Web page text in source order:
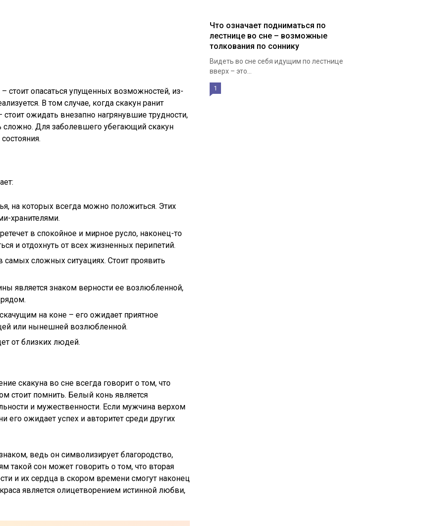
стоит опасаться упущенных возможностей, из-
В том случае, когда скакун ранит
стоит ожидать внезапно нагрянувшие трудности,
сложно. Для заболевшего убегающий скакун
на которых всегда можно положиться. Этих
хранителями.
в спокойное и мирное русло, наконец-то
и отдохнуть от всех жизненных перипетий.
сложных ситуациях. Стоит проявить
является знаком верности ее возлюбленной,
рядом.
на коне – его ожидает приятное
или нынешней возлюбленной.
от близких людей.
скакуна во сне всегда говорит о том, что
стоит помнить. Белый конь является
и мужественности. Если мужчина верхом
его ожидает успех и авторитет среди других
ведь он символизирует благородство,
такой сон может говорить о том, что вторая
и их сердца в скором времени смогут наконец
является олицетворением истинной любви,
Что означает подниматься по
лестнице во сне – возможные
толкования по соннику
Видеть во сне себя идущим по лестнице
вверх – это...
1